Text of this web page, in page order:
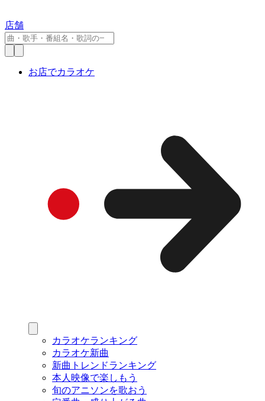
店舗
お店でカラオケ
カラオケランキング
カラオケ新曲
新曲トレンドランキング
本人映像で楽しもう
旬のアニソンを歌おう